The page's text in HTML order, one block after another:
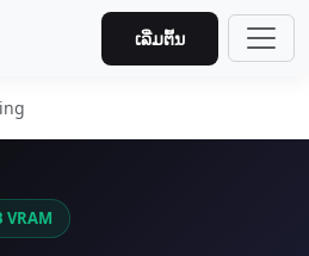
ເລີ່ມຕົ້ນ
VRAM